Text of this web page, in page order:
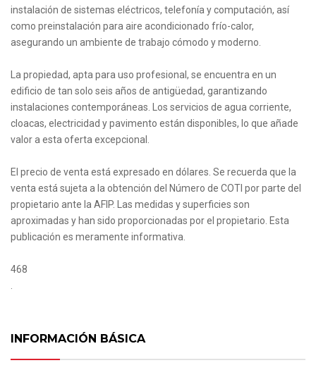
instalación de sistemas eléctricos, telefonía y computación, así
como preinstalación para aire acondicionado frío-calor,
asegurando un ambiente de trabajo cómodo y moderno.
La propiedad, apta para uso profesional, se encuentra en un
edificio de tan solo seis años de antigüedad, garantizando
instalaciones contemporáneas. Los servicios de agua corriente,
cloacas, electricidad y pavimento están disponibles, lo que añade
valor a esta oferta excepcional.
El precio de venta está expresado en dólares. Se recuerda que la
venta está sujeta a la obtención del Número de COTI por parte del
propietario ante la AFIP. Las medidas y superficies son
aproximadas y han sido proporcionadas por el propietario. Esta
publicación es meramente informativa.
468
INFORMACIÓN BÁSICA